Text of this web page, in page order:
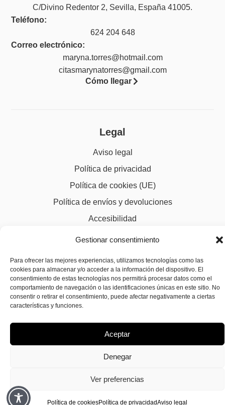
Gestionar consentimiento
Para ofrecer las mejores experiencias, utilizamos tecnologías como las
cookies para almacenar y/o acceder a la información del dispositivo. El
consentimiento de estas tecnologías nos permitirá procesar datos como el
comportamiento de navegación o las identificaciones únicas en este sitio. No
consentir o retirar el consentimiento, puede afectar negativamente a ciertas
características y funciones.
Aceptar
Denegar
Ver preferencias
Política de cookiesPolítica de privacidadAviso legal
C/Divino Redentor 2, Sevilla, España 41005.
Teléfono:
624 204 648
Correo electrónico:
maryna.torres@hotmail.com
citasmarynatorres@gmail.com
Cómo llegar
Legal
Aviso legal
Política de privacidad
Política de cookies (UE)
Política de envíos y devoluciones
Accesibilidad